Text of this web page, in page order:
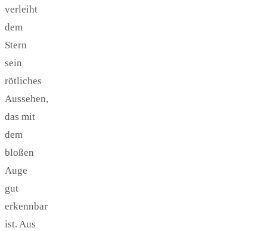
verleiht
dem
Stern
sein
rötliches
Aussehen,
das mit
dem
bloßen
Auge
gut
erkennbar
ist. Aus